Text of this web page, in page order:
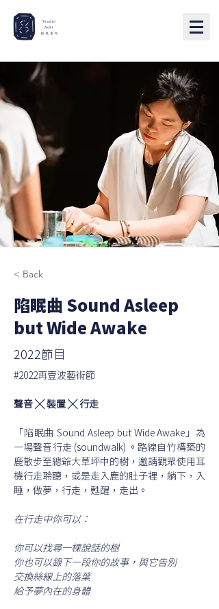
< Back
陷眠曲 Sound Asleep
but Wide Awake
2022節目
#2022再壹波藝術節
聲音 ╳ 裝置 ╳ 行走
「陷眠曲 Sound Asleep but Wide Awake」為
一場聲音行走 (soundwalk) 。路線自竹構築的
鹿散步至總爺大草坪中的樹，邀請觀眾使用耳
機行走聆聽，或是走入鹿的肚子裡，躺下，入
睡，做夢，行走，甦醒，走出。
在行走中你可以：
你可以找尋一棵說話的樹
你也可以錄下一段你的故事，與它告別
交換絲線上的落葉
給予夢內在的身體